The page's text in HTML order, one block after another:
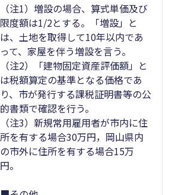
（注1）増設の場合、算式単価及び
限度額は1/2とする。「増設」と
は、土地を取得して10年以内であ
って、家屋を伴う増設を言う。
（注2）「建物固定資産評価額」と
は税額算定の基準となる価格であ
り、市が発行する課税証明書等の公
的書類で確認を行う。
（注3）新規常用雇用者が市内に住
所を有する場合30万円，岡山県内
の市外に住所を有する場合15万
円。